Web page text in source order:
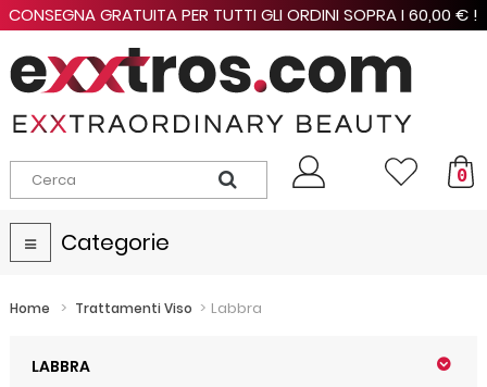
CONSEGNA GRATUITA PER TUTTI GLI ORDINI SOPRA I 60,00 € !
0
Navigazione
Toggle
Categorie
Home > Trattamenti Viso > Labbra
LABBRA